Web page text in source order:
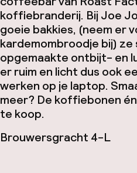
koffiebranderij. Bij Joe
goeie bakkies, (neem er
kardemombroodje bij)
opgemaakte ontbijt- en
er ruim en licht dus ook
werken op je laptop.
meer? De koffiebonen
te koop.
Brouwersgracht 4-L